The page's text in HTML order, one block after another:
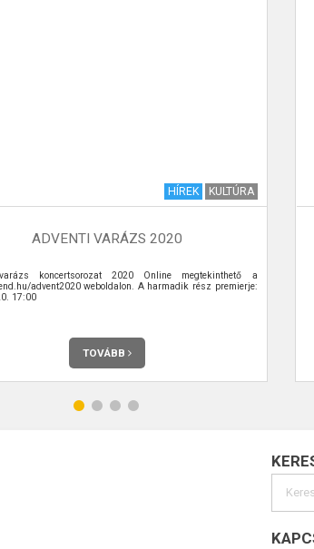
HÍREK KULTÚRA
ADVENTI VARÁZS 2020
koncertsorozat 2020 Online megtekinthető a
advent2020 weboldalon. A harmadik rész premierje:
17:00
TOVÁBB